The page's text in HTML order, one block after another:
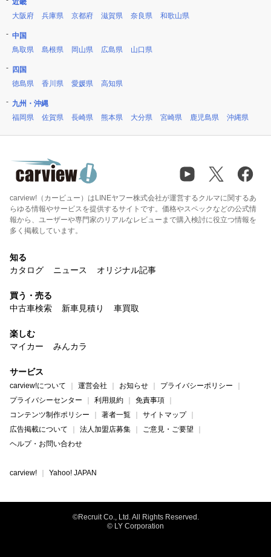
近畿
大阪府
兵庫県 京都府 滋賀県 奈良県 和歌山県
中国
鳥取県
島根県 岡山県 広島県 山口県
四国
徳島県
香川県 愛媛県 高知県
九州・沖縄
福岡県
佐賀県 長崎県 熊本県 大分県 宮崎県 鹿児島県 沖縄県
carview!（カービュー）はLINEヤフー株式会社が運営するクルマに関するあ
らゆる情報やサービスを提供するサイトです。価格やスペックなどの公式情
報から、ユーザーや専門家のリアルなレビューまで購入検討に役立つ情報を
多く掲載しています。
知る
カタログ
ニュース オリジナル記事
買う・売る
中古車検索
新車見積り 車買取
楽しむ
マイカー
みんカラ
サービス
carview!について 運営会社 お知らせ
プライバシーポリシー
プライバシーセンター
利用規約
免責事項
コンテンツ制作ポリシー
著者一覧
サイトマップ
広告掲載について
法人加盟店募集
ご意見・ご要望
ヘルプ・お問い合わせ
carview! Yahoo! JAPAN
©Recruit Co., Ltd. All Rights Reserved.
© LY Corporation